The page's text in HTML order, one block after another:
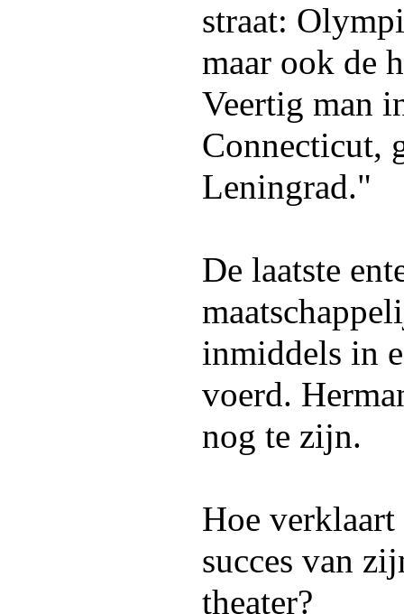
straat:
maar ook de
Veertig man
Connecticut,
Leningrad."
De laatste
inmiddels in
voerd.
nog te zijn.
Hoe
succes van
theater?